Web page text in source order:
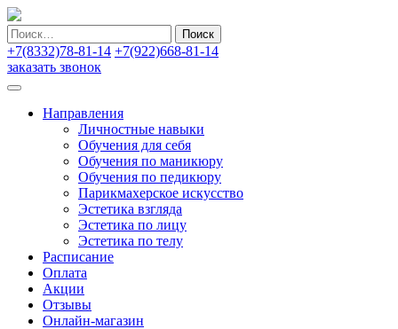
Найти:
+7(8332)78-81-14 +7(922)668-81-14
заказать звонок
Направления
Личностные навыки
Обучения для себя
Обучения по маникюру
Обучения по педикюру
Парикмахерское искусство
Эстетика взгляда
Эстетика по лицу
Эстетика по телу
Расписание
Оплата
Акции
Отзывы
Онлайн-магазин